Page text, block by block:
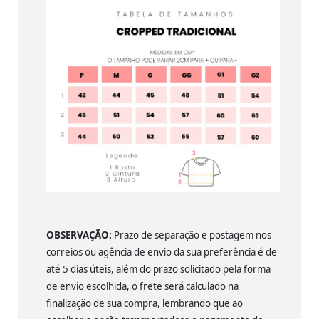
OBSERVAÇÃO: Prazo de separação e postagem nos
correios ou agência de envio da sua preferência é de
até 5 dias úteis, além do prazo solicitado pela forma
de envio escolhida, o frete será calculado na
finalização de sua compra, lembrando que ao